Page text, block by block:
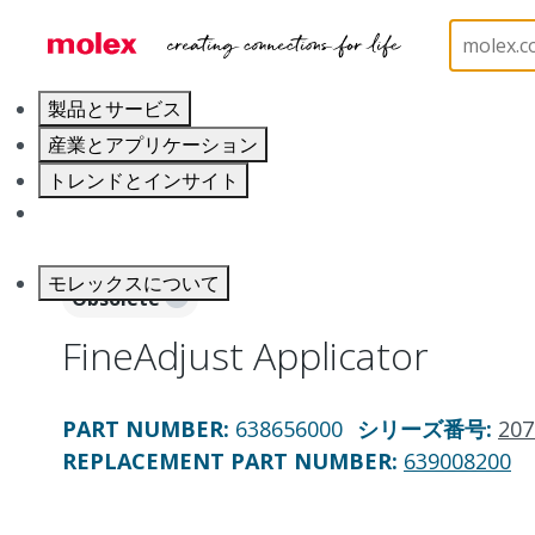
製品とサービス
産業とアプリケーション
トレンドとインサイト
モレックスについて
Applicators and
Obsolete
FineAdjust Applicator
PART NUMBER: 638656000 シリーズ番号:
REPLACEMENT PART NUMBER: 639008200